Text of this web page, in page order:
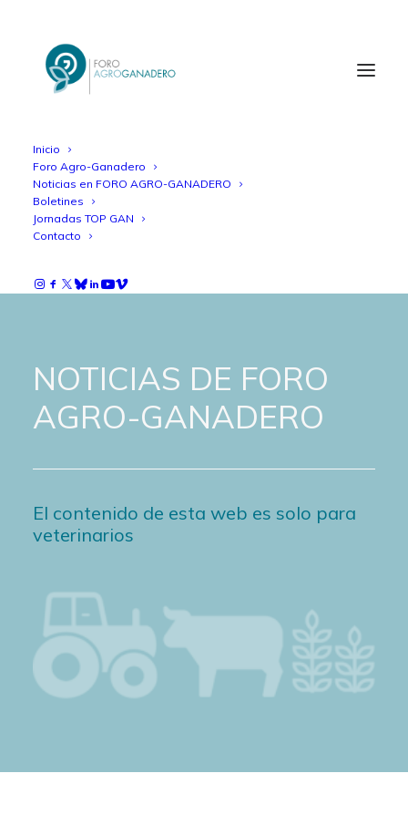
Inicio
Foro Agro-Ganadero
Noticias en FORO AGRO-GANADERO
Boletines
Jornadas TOP GAN
Contacto
NOTICIAS DE FORO
AGRO-GANADERO
El contenido de esta web es solo para
veterinarios